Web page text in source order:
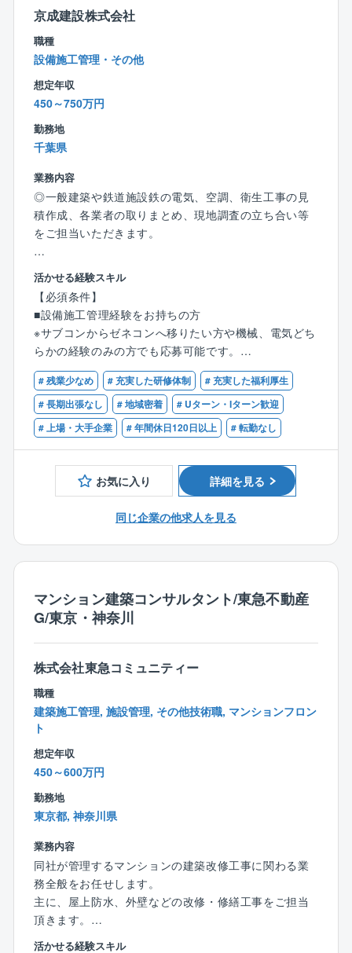
＜標準的な勤務時間帯＞
8:45～17:30
■同社の魅力と特徴：
◇住友グループ：東証プライム上場の総合設備会社／
国立競技場／東京国際展示場・ヨドバシカメラマルチ
応義塾大学湘南藤沢キャンパスの計装設備のエンジニ
アリングを行った企業です。
◇電気設備業界における長年の実績：電気設備を中心
に、電力設備・屋外通信設備・情報ネットワーク設
備・機械設備・プラント設備を含めた、総合エンジニ
アリング企業として、幅広い事業領域・長年の信頼と
実績・高い技術力を誇ります。
60年代後半から幅広い分野の設備工事で実績を残して
きました。同社は国内だけではなく、海外への事業展
開に注力しています。現状の売上比率も２割を超えて
います。成長市場である東南アジアのインフラを支え
るべく、今後もグローバル化に力を入れていきます。
◇充実した研修制度：『社員の成長が同社の成長の源
泉』であり、『人を育てる会社、人が育つ会社』が同
社の基本的な考え方になります。そのため、設計・積
算実習、電工技能実習、安全品質講習など全50を超え
るプログラムがあり、資格講習など資格の取得を推進
京成建設株式会社
職種
設備施工管理・その他
想定年収
450～750万円
勤務地
千葉県
業務内容
◎一般建築や鉄道施設鉄の電気、空調、衛生工事の見
積作成、各業者の取りまとめ、現地調査の立ち合い等
をご担当いただきます。
【設備部について】
■現在5名の社員が在籍しております。半数は中途入社
や他部署から異動してきた社員のため、中途入社の方
へのサポートも慣れています。
■鉄道施設における設備は利用客がいない時間帯に施工
を行う必要があるため、施工の立ち合いで夜勤が発生
することがございますが、頻度としては月1回あるかな
いかと非常に低いです。
【就労環境について】
■年間休日121日、完全週休2日制(土日祝)、また携わる
案件も京成グループ沿線沿いの案件になりますので、
転勤はなく、千葉で腰を据えてご就労いただくことが
■残業時間は平均20時間となっており、繁忙期でも30
その背景としては保有する案件数に対して、設計部の
の案件を持つことがないように人員配置する工夫をし
ております。
【企業の魅力】
＜大手グループならではの働きやすい安心できる環境
＞
⇒働き方については、大手グループ会社ならではの完
全週休2日制・年間休日122日で、月残業時間も10h～3
0h程度です。また、例年新卒採用も行っておりますの
で、研修制度やフォローアップ体制も充実しておりま
す。
＜多彩なプロジェクトが進行中／京成電鉄の安定的な
⇒京成建設の特徴は、その名のとおり京成グループの
総合建設会社ではありますが、だからといってグルー
プの仕事だけやっているわけではありません。千葉県
を中心に駅舎、マンション、事務所ビル、店舗、学
校、官公庁施設等の建築工事、造成、橋梁、道路、河
川改修等の土木工事など多彩な仕事を、幅広く手がけ
活かせる経験スキル
【必須条件】
■設備施工管理経験をお持ちの方
※サブコンからゼネコンへ移りたい方や機械、電気どち
らかの経験のみの方でも応募可能です。
【歓迎条件】
■電気工事施工管理技士（1級もしくは2級）、管工事施
工管理技士（1級もしくは2級）資格をお持ちの方
# 残業少なめ # 充実した研修体制
# 充実した福利厚生
# 長期出張なし
# 地域密着
# Uターン・Iターン歓迎
# 上場・大手企業
# 年間休日120日以上 # 転勤なし
お気に入り 詳細を見る
同じ企業の他求人を見る
マンション建築コンサルタント/東急不動産
G/東京・神奈川
株式会社東急コミュニティー
職種
建築施工管理, 施設管理, その他技術職, マンションフロン
ト
想定年収
450～600万円
勤務地
東京都, 神奈川県
業務内容
同社が管理するマンションの建築改修工事に関わる業
務全般をお任せします。
主に、屋上防水、外壁などの改修・修繕工事をご担当
頂きます。
※第一リフォーム部（東京）、第二リフォーム部（神奈
活かせる経験スキル